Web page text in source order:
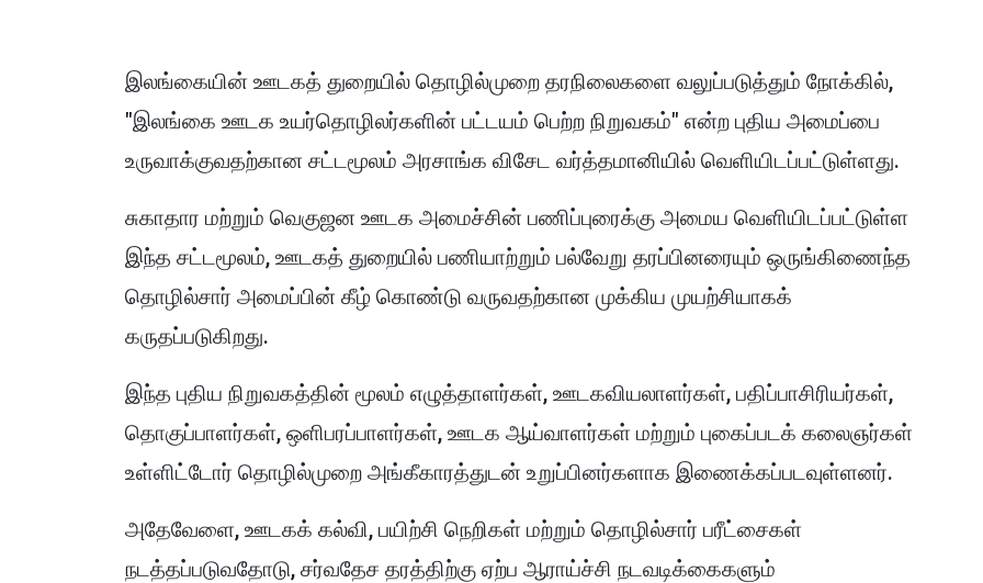
இலங்கையின் ஊடகத் துறையில் தொழில்முறை தரநிலைகளை வலுப்படுத்தும் நோக்கில்,
"இலங்கை ஊடக உயர்தொழிலர்களின் பட்டயம் பெற்ற நிறுவகம்" என்ற புதிய அமைப்பை
உருவாக்குவதற்கான சட்டமூலம் அரசாங்க விசேட வர்த்தமானியில் வெளியிடப்பட்டுள்ளது.
சுகாதார மற்றும் வெகுஜன ஊடக அமைச்சின் பணிப்புரைக்கு அமைய வெளியிடப்பட்டுள்ள
இந்த சட்டமூலம், ஊடகத் துறையில் பணியாற்றும் பல்வேறு தரப்பினரையும் ஒருங்கிணைந்த
தொழில்சார் அமைப்பின் கீழ் கொண்டு வருவதற்கான முக்கிய முயற்சியாகக்
கருதப்படுகிறது.
இந்த புதிய நிறுவகத்தின் மூலம் எழுத்தாளர்கள், ஊடகவியலாளர்கள், பதிப்பாசிரியர்கள்,
தொகுப்பாளர்கள், ஒளிபரப்பாளர்கள், ஊடக ஆய்வாளர்கள் மற்றும் புகைப்படக் கலைஞர்கள்
உள்ளிட்டோர் தொழில்முறை அங்கீகாரத்துடன் உறுப்பினர்களாக இணைக்கப்படவுள்ளனர்.
அதேவேளை, ஊடகக் கல்வி, பயிற்சி நெறிகள் மற்றும் தொழில்சார் பரீட்சைகள்
நடத்தப்படுவதோடு, சர்வதேச தரத்திற்கு ஏற்ப ஆராய்ச்சி நடவடிக்கைகளும்